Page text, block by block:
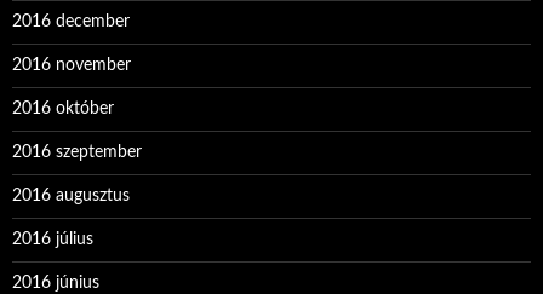
2016 december
2016 november
2016 október
2016 szeptember
2016 augusztus
2016 július
2016 június